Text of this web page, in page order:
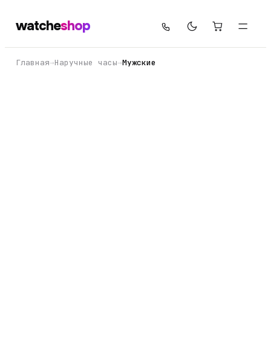
watcheshop
Главная→Наручные часы→Мужские